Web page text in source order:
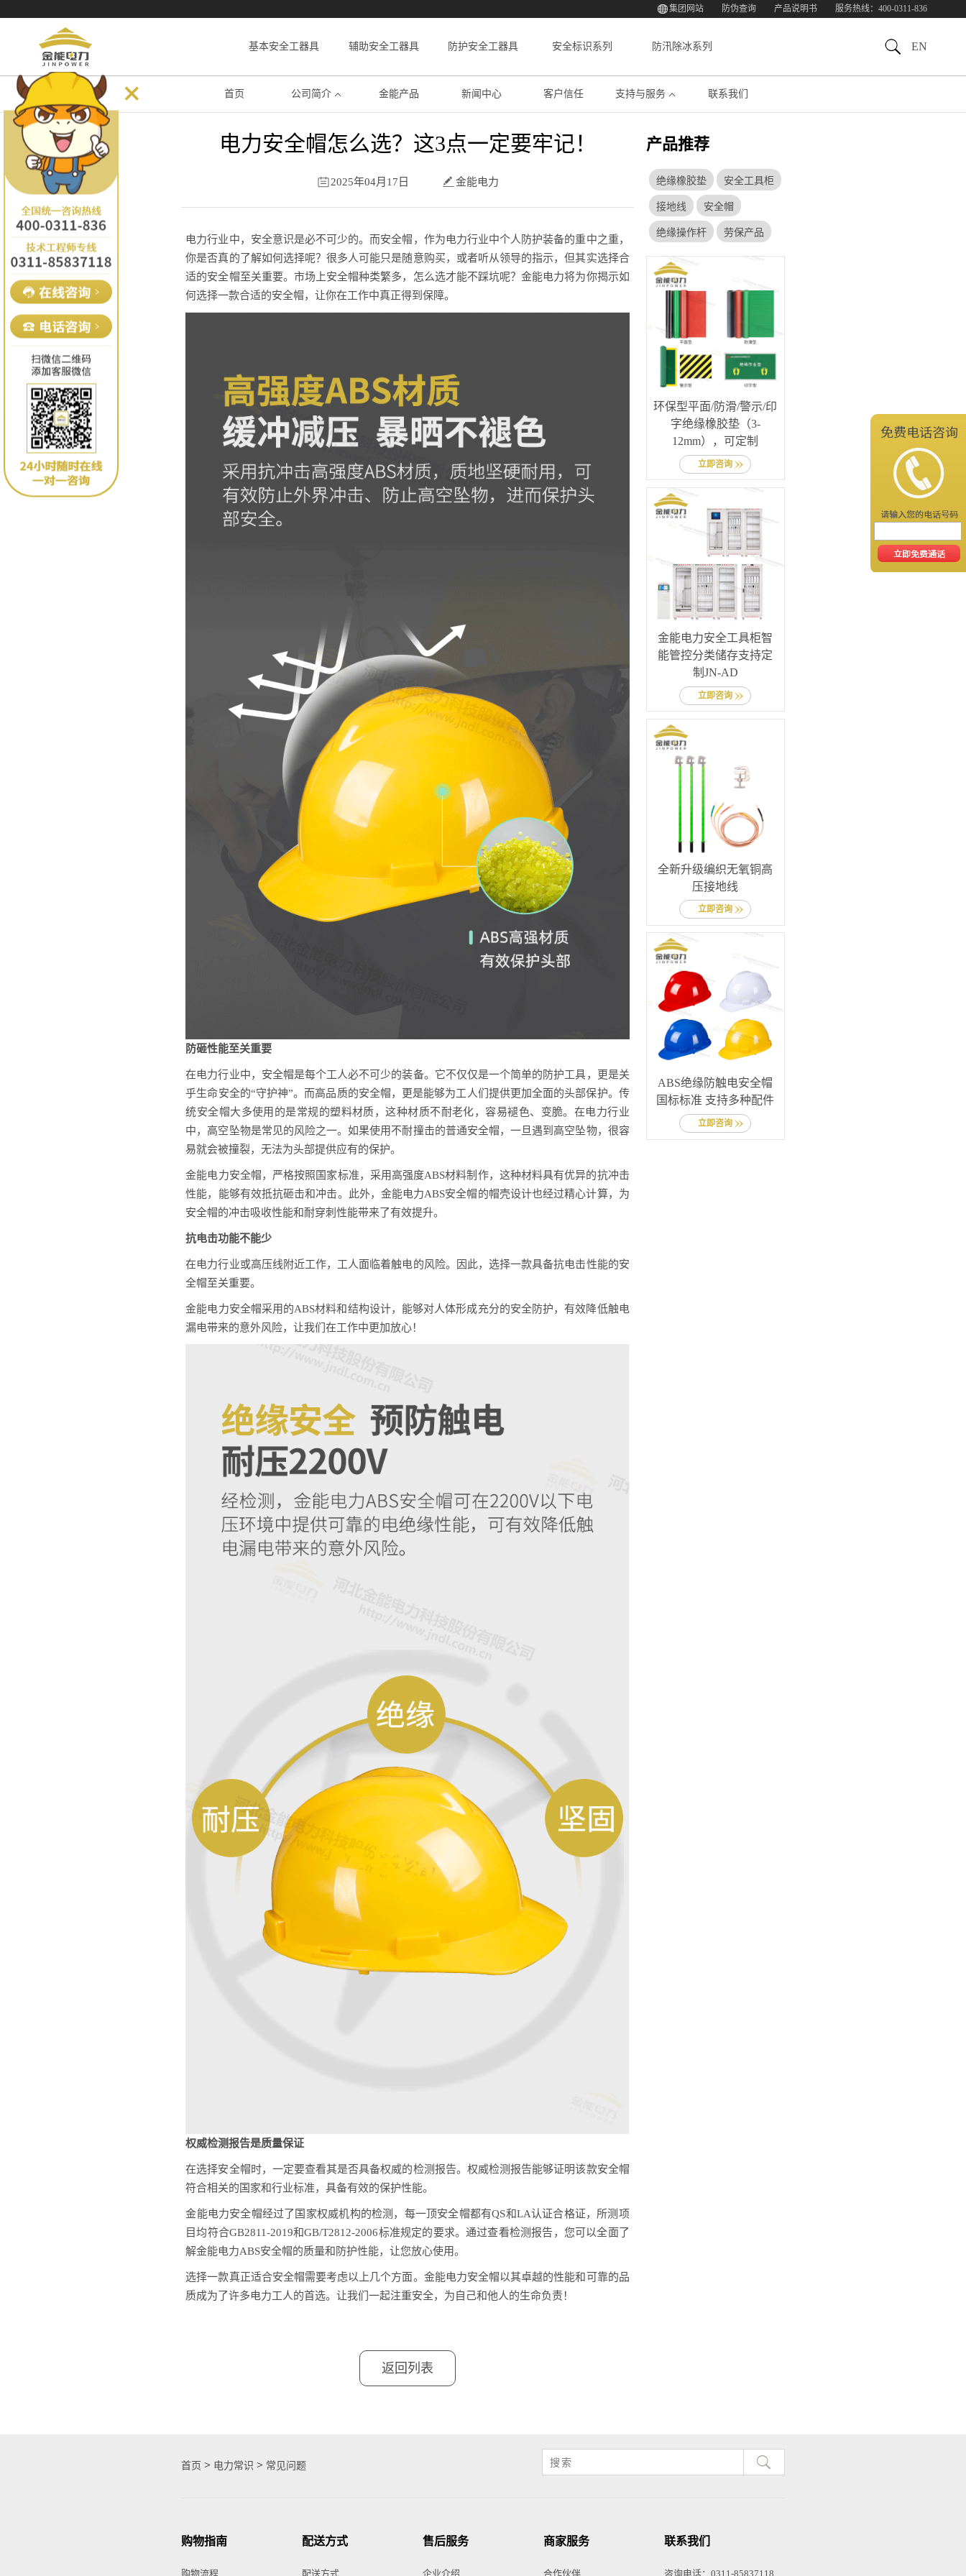
集团网站 防伪查询 产品说明书 服务热线：400-0311-836
基本安全工器具 辅助安全工器具 防护安全工器具 安全标识系列 防汛除冰系列 EN
首页 公司简介 金能产品 新闻中心 客户信任 支持与服务 联系我们
电力安全帽怎么选？这3点一定要牢记！
2025年04月17日 金能电力
电力行业中，安全意识是必不可少的。而安全帽，作为电力行业中个人防护装备的重中之重，
你是否真的了解如何选择呢？很多人可能只是随意购买，或者听从领导的指示，但其实选择合
适的安全帽至关重要。市场上安全帽种类繁多，怎么选才能不踩坑呢？金能电力将为你揭示如
何选择一款合适的安全帽，让你在工作中真正得到保障。
防砸性能至关重要
在电力行业中，安全帽是每个工人必不可少的装备。它不仅仅是一个简单的防护工具，更是关
乎生命安全的“守护神”。而高品质的安全帽，更是能够为工人们提供更加全面的头部保护。传
统安全帽大多使用的是常规的塑料材质，这种材质不耐老化，容易褪色、变脆。在电力行业
中，高空坠物是常见的风险之一。如果使用不耐撞击的普通安全帽，一旦遇到高空坠物，很容
易就会被撞裂，无法为头部提供应有的保护。
金能电力安全帽，严格按照国家标准，采用高强度ABS材料制作，这种材料具有优异的抗冲击
性能，能够有效抵抗砸击和冲击。此外，金能电力ABS安全帽的帽壳设计也经过精心计算，为
安全帽的冲击吸收性能和耐穿刺性能带来了有效提升。
抗电击功能不能少
在电力行业或高压线附近工作，工人面临着触电的风险。因此，选择一款具备抗电击性能的安
全帽至关重要。
金能电力安全帽采用的ABS材料和结构设计，能够对人体形成充分的安全防护，有效降低触电
漏电带来的意外风险，让我们在工作中更加放心！
权威检测报告是质量保证
在选择安全帽时，一定要查看其是否具备权威的检测报告。权威检测报告能够证明该款安全帽
符合相关的国家和行业标准，具备有效的保护性能。
金能电力安全帽经过了国家权威机构的检测，每一顶安全帽都有QS和LA认证合格证，所测项
目均符合GB2811-2019和GB/T2812-2006标准规定的要求。通过查看检测报告，您可以全面了
解金能电力ABS安全帽的质量和防护性能，让您放心使用。
选择一款真正适合安全帽需要考虑以上几个方面。金能电力安全帽以其卓越的性能和可靠的品
质成为了许多电力工人的首选。让我们一起注重安全，为自己和他人的生命负责！
返回列表
产品推荐
绝缘橡胶垫 安全工具柜
接地线 安全帽
绝缘操作杆 劳保产品
环保型平面/防滑/警示/印
字绝缘橡胶垫（3-
12mm），可定制
立即咨询
金能电力安全工具柜智
能管控分类储存支持定
制JN-AD
立即咨询
全新升级编织无氧铜高
压接地线
立即咨询
ABS绝缘防触电安全帽
国标标准 支持多种配件
立即咨询
首页 > 电力常识 > 常见问题
购物指南
购物流程
配送方式
配送方式
售后服务
企业介绍
商家服务
合作伙伴
联系我们
咨询电话：0311-85837118